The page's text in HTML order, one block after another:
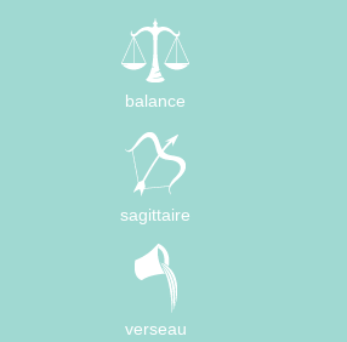
balance
sagittaire
verseau